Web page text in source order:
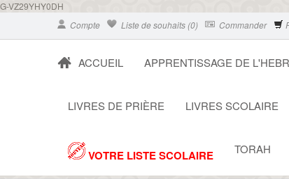
G-VZ29YHY0DH
Compte
Liste de souhaits (0) Commander
ACCUEIL APPRENTISSAGE DE
LIVRES DE PRIÈRE LIVRES SCOLAIRE
VOTRE LISTE SCOLAIRE TORAH